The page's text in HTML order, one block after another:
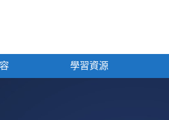
學習資源